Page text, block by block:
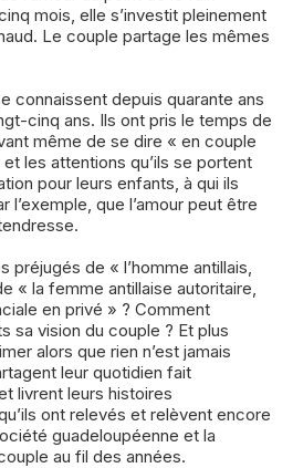
mois, elle s’investit pleinement
Le couple partage les mêmes
connaissent depuis quarante ans
cinq ans. Ils ont pris le temps de
même de se dire « en couple
les attentions qu’ils se portent
pour leurs enfants, à qui ils
que l’amour peut être
préjugés de « l’homme antillais,
« la femme antillaise autoritaire,
en privé » ? Comment
sa vision du couple ? Et plus
alors que rien n’est jamais
leur quotidien fait
livrent leurs histoires
ont relevés et relèvent encore
guadeloupéenne et la
au fil des années.